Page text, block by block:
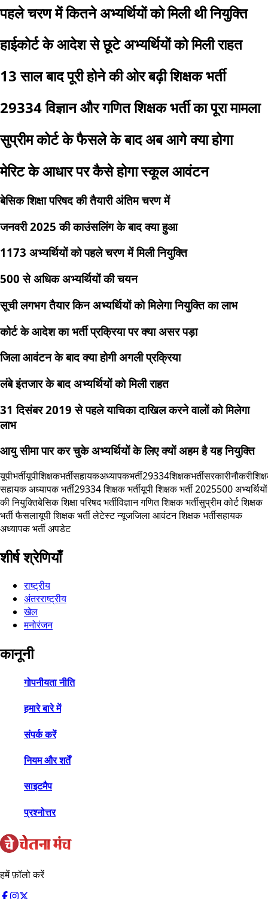
पहले चरण में कितने अभ्यर्थियों को मिली थी नियुक्ति
हाईकोर्ट के आदेश से छूटे अभ्यर्थियों को मिली राहत
13 साल बाद पूरी होने की ओर बढ़ी शिक्षक भर्ती
29334 विज्ञान और गणित शिक्षक भर्ती का पूरा मामला
सुप्रीम कोर्ट के फैसले के बाद अब आगे क्या होगा
मेरिट के आधार पर कैसे होगा स्कूल आवंटन
बेसिक शिक्षा परिषद की तैयारी अंतिम चरण में
जनवरी 2025 की काउंसलिंग के बाद क्या हुआ
1173 अभ्यर्थियों को पहले चरण में मिली नियुक्ति
500 से अधिक अभ्यर्थियों की चयन
सूची लगभग तैयार किन अभ्यर्थियों को मिलेगा नियुक्ति का लाभ
कोर्ट के आदेश का भर्ती प्रक्रिया पर क्या असर पड़ा
जिला आवंटन के बाद क्या होगी अगली प्रक्रिया
लंबे इंतजार के बाद अभ्यर्थियों को मिली राहत
31 दिसंबर 2019 से पहले याचिका दाखिल करने वालों को मिलेगा
लाभ
आयु सीमा पार कर चुके अभ्यर्थियों के लिए क्यों अहम है यह नियुक्ति
यूपीभर्तीयूपीशिक्षकभर्तीसहायकअध्यापकभर्ती29334शिक्षकभर्तीसरकारीनौकरी
सहायक अध्यापक भर्ती29334 शिक्षक भर्तीयूपी शिक्षक भर्ती 2025500 अभ्यर्थियों
की नियुक्तिबेसिक शिक्षा परिषद भर्तीविज्ञान गणित शिक्षक भर्तीसुप्रीम कोर्ट शिक्षक
भर्ती फैसलायूपी शिक्षक भर्ती लेटेस्ट न्यूजजिला आवंटन शिक्षक भर्तीसहायक
अध्यापक भर्ती अपडेट
शीर्ष श्रेणियाँ
राष्ट्रीय
अंतरराष्ट्रीय
खेल
मनोरंजन
कानूनी
गोपनीयता नीति
हमारे बारे में
संपर्क करें
नियम और शर्तें
साइटमैप
प्रश्नोत्तर
हमें फ़ॉलो करें